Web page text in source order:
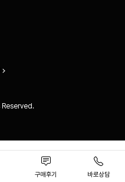
구매후기 바로상담